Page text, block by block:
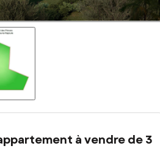
à vendre de 3